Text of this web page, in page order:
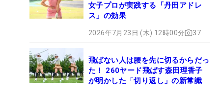
女子プロが実践する「丹田アドレ
ス」の効果
2026年7月23日 (木) 12時00分 37
飛ばない人は腰を先に切るからだっ
た！ 260ヤード飛ばす森田理香子
が明かした「切り返し」の新常識